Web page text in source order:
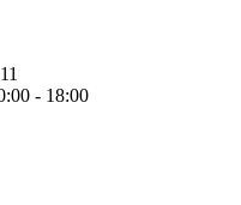
- 18:00